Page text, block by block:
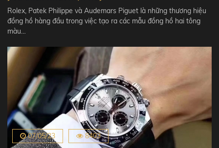
Rolex, Patek Philippe và Audemars Piguet là những thương hiệu
đồng hồ hàng đầu trong việc tạo ra các mẫu đồng hồ hai tông
màu…
07/05/23 8403